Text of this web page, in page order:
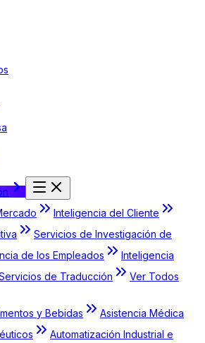
Inteligencia del Cliente
Servicios de Investigación de
de los Empleados
Inteligencia
de Traducción
Ver Todos
y Bebidas
Asistencia Médica
Automatización Industrial e